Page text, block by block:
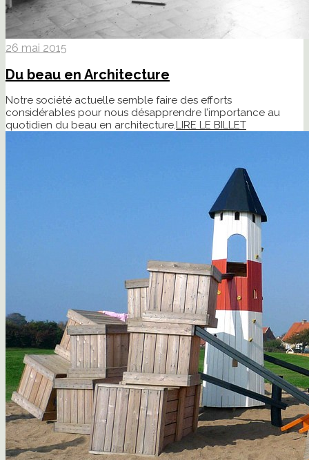
26 mai 2015
Du beau en Architecture
Notre société actuelle semble faire des efforts
considérables pour nous désapprendre l’importance au
quotidien du beau en architecture.LIRE LE BILLET